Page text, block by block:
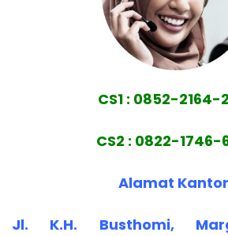
CS1 : 0852-2164-
CS2 : 0822-1746-
Alamat
Jl. K.H. Busthomi,